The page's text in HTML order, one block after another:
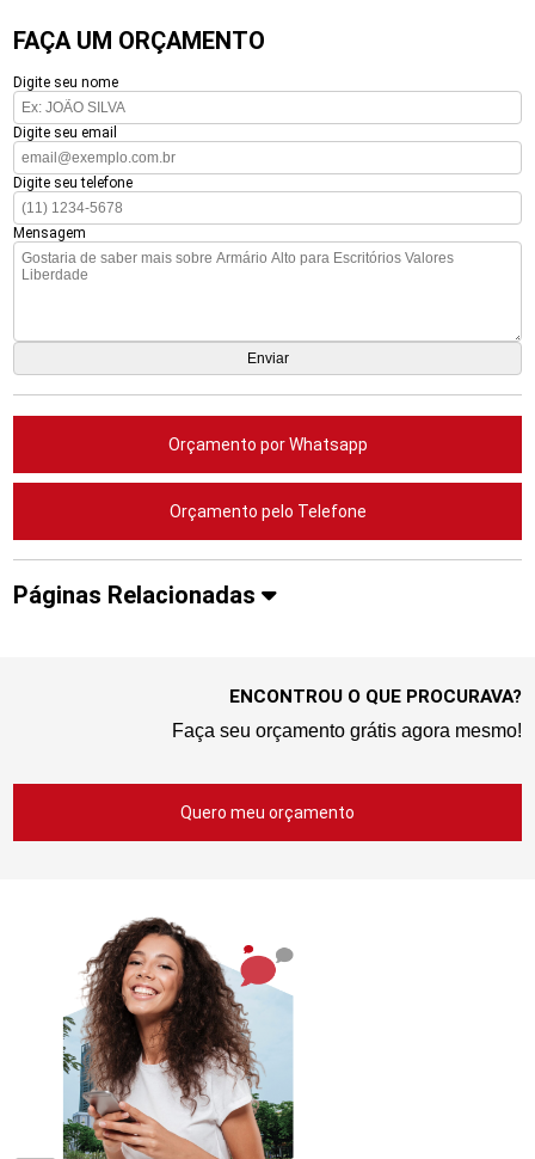
FAÇA UM ORÇAMENTO
Digite seu nome
Digite seu email
Digite seu telefone
Mensagem
Orçamento por Whatsapp
Orçamento pelo Telefone
Páginas Relacionadas
ENCONTROU O QUE PROCURAVA?
Faça seu orçamento grátis agora mesmo!
Quero meu orçamento